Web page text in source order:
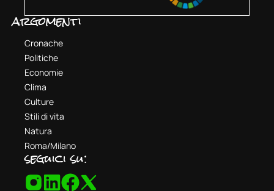
argomenti
Cronache
Politiche
Economie
Clima
Culture
Stili di vita
Natura
Roma/Milano
seguici su: